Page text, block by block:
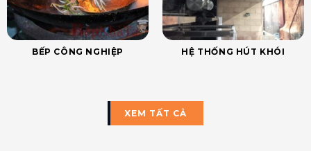
BẾP CÔNG NGHIỆP HỆ THỐNG HÚT KHÓI
XEM TẤT CẢ